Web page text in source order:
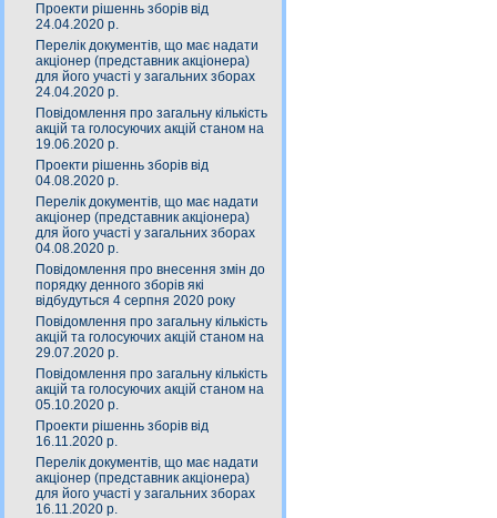
Проекти рішеннь зборів від
24.04.2020 р.
Перелік документів, що має надати
акціонер (представник акціонера)
для його участі у загальних зборах
24.04.2020 р.
Повідомлення про загальну кількість
акцій та голосуючих акцій станом на
19.06.2020 р.
Проекти рішеннь зборів від
04.08.2020 р.
Перелік документів, що має надати
акціонер (представник акціонера)
для його участі у загальних зборах
04.08.2020 р.
Повідомлення про внесення змін до
порядку денного зборів які
відбудуться 4 серпня 2020 року
Повідомлення про загальну кількість
акцій та голосуючих акцій станом на
29.07.2020 р.
Повідомлення про загальну кількість
акцій та голосуючих акцій станом на
05.10.2020 р.
Проекти рішеннь зборів від
16.11.2020 р.
Перелік документів, що має надати
акціонер (представник акціонера)
для його участі у загальних зборах
16.11.2020 р.